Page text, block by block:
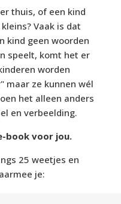
thuis, of een kind
Vaak is dat
kind geen woorden
speelt, komt het er
worden
maar ze kunnen wél
het alleen anders
en verbeelding.
book voor jou.
25 weetjes en
je: